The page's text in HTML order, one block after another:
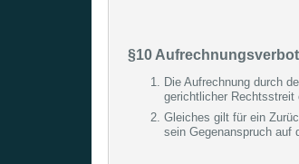
§10
Die Aufrechnung durch
gerichtlicher
Gleiches gilt für ein
sein Gegenanspruch auf